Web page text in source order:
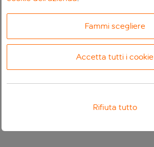
Fammi scegliere
Accetta tutti i cookie
Rifiuta tutto